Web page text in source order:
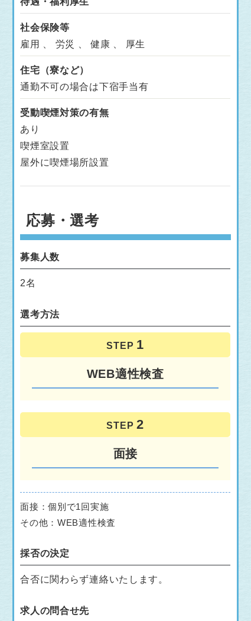
社会保険等
雇用 、 労災 、 健康 、 厚生
住宅（寮など）
通勤不可の場合は下宿手当有
受動喫煙対策の有無
あり
喫煙室設置
屋外に喫煙場所設置
応募・選考
募集人数
2名
選考方法
STEP
WEB適性検査
STEP
面接
面接：個別で1回実施
その他：WEB適性検査
採否の決定
合否に関わらず連絡いたします。
求人の問合せ先